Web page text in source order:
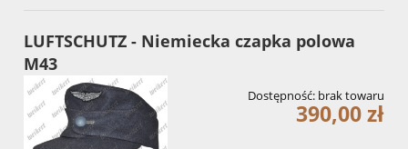
LUFTSCHUTZ - Niemiecka czapka polowa
M43
Dostępność: brak towaru
390,00 zł